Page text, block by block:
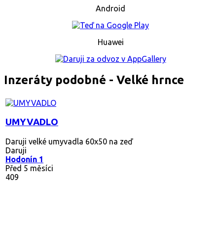
Android
Huawei
Inzeráty podobné - Velké hrnce
UMYVADLO
Daruji velké umyvadla 60x50 na zeď
Daruji
Hodonín 1
Před 5 měsíci
409